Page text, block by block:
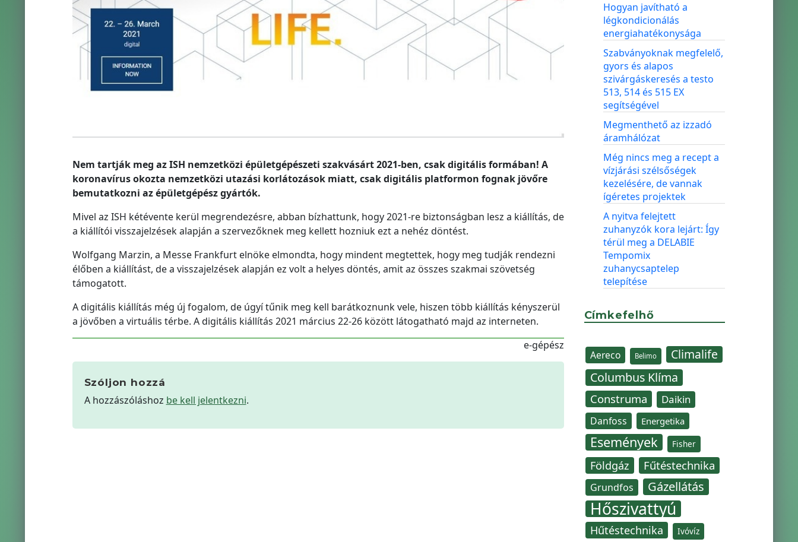
Nem tartják meg az ISH nemzetközi épületgépészeti szakvásárt 2021-ben, csak digitális formában! A
koronavírus okozta nemzetközi utazási korlátozások miatt, csak digitális platformon fognak jövőre
bemutatkozni az épületgépész gyártók.
Mivel az ISH kétévente kerül megrendezésre, abban bízhattunk, hogy 2021-re biztonságban lesz a kiállítás, de
a kiállítói visszajelzések alapján a szervezőknek meg kellett hozniuk ezt a nehéz döntést.
Wolfgang Marzin, a Messe Frankfurt elnöke elmondta, hogy mindent megtettek, hogy meg tudják rendezni
élőben a kiállítást, de a visszajelzések alapján ez volt a helyes döntés, amit az összes szakmai szövetség
támogatott.
A digitális kiállítás még új fogalom, de úgyí tűnik meg kell barátkoznunk vele, hiszen több kiállítás kényszerül
a jövőben a virtuális térbe. A digitális kiállítás 2021 március 22-26 között látogatható majd az interneten.
e-gépész
Szóljon hozzá
A hozzászóláshoz be kell jelentkezni.
Hogyan javítható a
légkondicionálás
energiahatékonysága
Szabványoknak megfelelő,
gyors és alapos
szivárgáskeresés a testo
513, 514 és 515 EX
segítségével
Megmenthető az izzadó
áramhálózat
Még nincs meg a recept a
vízjárási szélsőségek
kezelésére, de vannak
ígéretes projektek
A nyitva felejtett
zuhanyzók kora lejárt: Így
térül meg a DELABIE
Tempomix
zuhanycsaptelep
telepítése
Címkefelhő
Aereco Belimo
Climalife
Columbus Klíma
Construma Daikin
Danfoss Energetika
Események Fisher
Földgáz Fűtéstechnika
Grundfos Gázellátás
Hőszivattyú
Hűtéstechnika Ivóvíz